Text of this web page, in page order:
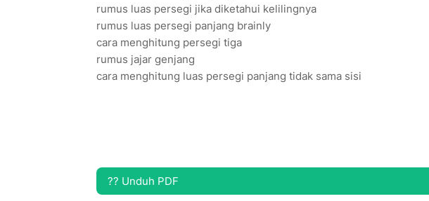
rumus luas persegi jika diketahui kelilingnya
rumus luas persegi panjang brainly
cara menghitung persegi tiga
rumus jajar genjang
cara menghitung luas persegi panjang tidak sama sisi
?? Unduh PDF